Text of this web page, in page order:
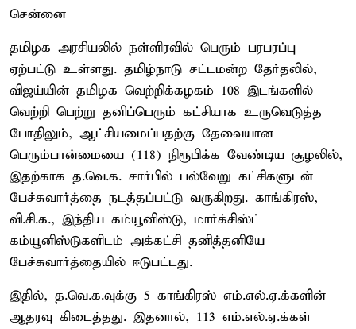
சென்னை
தமிழக அரசியலில் நள்ளிரவில் பெரும் பரபரப்பு
ஏற்பட்டு உள்ளது. தமிழ்நாடு சட்டமன்ற தேர்தலில்,
விஜய்யின் தமிழக வெற்றிக்கழகம் 108 இடங்களில்
வெற்றி பெற்று தனிப்பெரும் கட்சியாக உருவெடுத்த
போதிலும், ஆட்சியமைப்பதற்கு தேவையான
பெரும்பான்மையை (118) நிரூபிக்க வேண்டிய சூழலில்,
இதற்காக த.வெ.க. சார்பில் பல்வேறு கட்சிகளுடன்
பேச்சுவார்த்தை நடத்தப்பட்டு வருகிறது. காங்கிரஸ்,
வி.சி.க., இந்திய கம்யூனிஸ்டு, மார்க்சிஸ்ட்
கம்யூனிஸ்டுகளிடம் அக்கட்சி தனித்தனியே
பேச்சுவார்த்தையில் ஈடுபட்டது.
இதில், த.வெ.க.வுக்கு 5 காங்கிரஸ் எம்.எல்.ஏ.க்களின்
ஆதரவு கிடைத்தது. இதனால், 113 எம்.எல்.ஏ.க்கள்